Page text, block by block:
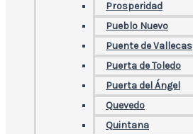
Prosperidad
Pueblo Nuevo
Puente de Vallecas
Puerta de Toledo
Puerta del Ángel
Quevedo
Quintana